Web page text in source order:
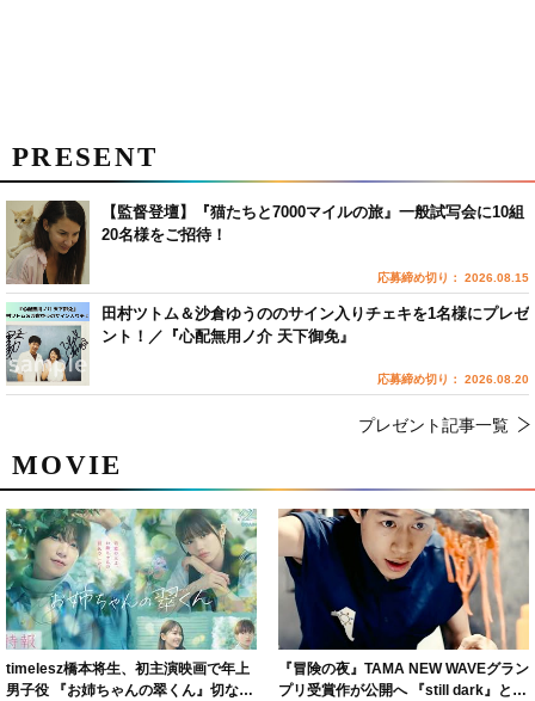
MOVIE
timelesz橋本将生、初主演映画で年上
男子役 『お姉ちゃんの翠くん』切ない
『冒険の夜』TAMA NEW WAVEグラン
プリ受賞作が公開へ 『still dark』と同
PRESENT
【監督登壇】『猫たちと7000マイルの旅』一般試写会に10組
20名様をご招待！
応募締め切り： 2026.08.15
田村ツトム＆沙倉ゆうののサイン入りチェキを1名様にプレゼ
ント！／『心配無用ノ介 天下御免』
応募締め切り： 2026.08.20
プレゼント記事一覧